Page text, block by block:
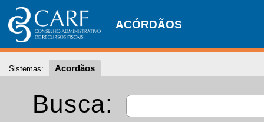
ACÓRDÃOS
Sistemas: Acordãos
Busca: